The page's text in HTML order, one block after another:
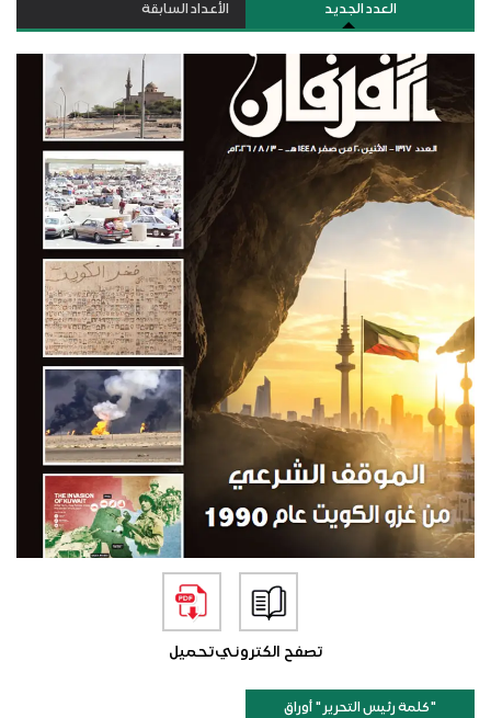
العدد الجديد الأعداد السابقة
تصفح الكترونيتحميل
"كلمة رئيس التحرير " أوراق